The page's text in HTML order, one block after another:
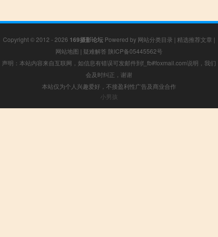
Copyright © 2012 - 2026 169摄影论坛 Powered by 网站分类目录 | 精选推荐文章 |
网站地图 | 疑难解答 陕ICP备05445562号
声明：本站内容来自互联网，如信息有错误可发邮件到f_fb#foxmail.com说明，我们
会及时纠正，谢谢
本站仅为个人兴趣爱好，不接盈利性广告及商业合作
小男孩